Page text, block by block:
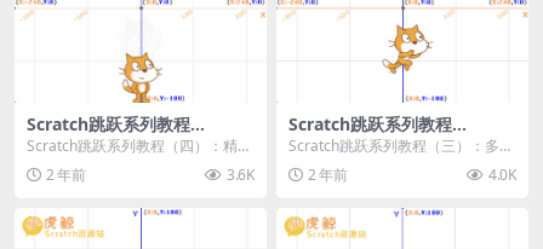
Scratch跳跃系列教程
（四）：精准着陆
Scratch跳跃系列教程（四）：精准
着陆 作者：小虎鲸Scratch资源站
... 2 年前 3.6K
Scratch跳跃系列教程
（三）：多段跳跃
Scratch跳跃系列教程（三）：多段
跳跃 作者：小虎鲸Scratch资源站
连...2 年前 4.0K